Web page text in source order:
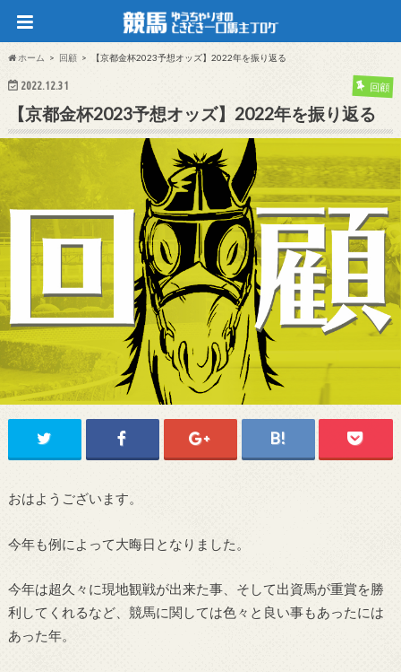
ホーム 回顧 【京都金杯2023予想オッズ】2022年を振り返る
2022.12.31 回顧
【京都金杯2023予想オッズ】2022年を振り返る
おはようございます。
今年も例によって大晦日となりました。
今年は超久々に現地観戦が出来た事、そして出資馬が重賞を勝
利してくれるなど、競馬に関しては色々と良い事もあったには
あった年。